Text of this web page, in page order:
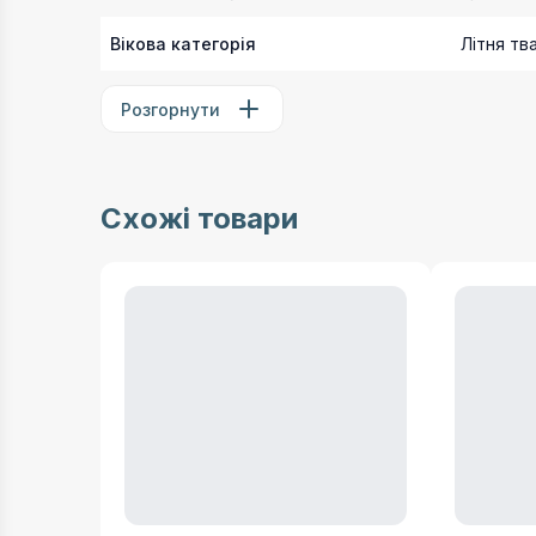
Вікова категорія Літня
Розгорнути
Схожі товари